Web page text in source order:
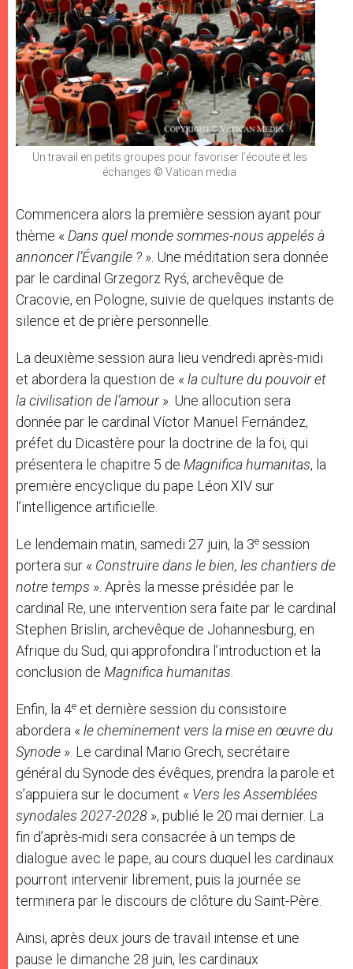
Un travail en petits groupes pour favoriser l’écoute et les
échanges © Vatican media
Commencera alors la première session ayant pour
thème « Dans quel monde sommes-nous appelés à
annoncer l’Évangile ? ». Une méditation sera donnée
par le cardinal Grzegorz Ryś, archevêque de
Cracovie, en Pologne, suivie de quelques instants de
silence et de prière personnelle.
La deuxième session aura lieu vendredi après-midi
et abordera la question de « la culture du pouvoir et
la civilisation de l’amour». Une allocution sera
donnée par le cardinal Víctor Manuel Fernández,
préfet du Dicastère pour la doctrine de la foi, qui
présentera le chapitre 5 de Magnifica humanitas, la
première encyclique du pape Léon XIV sur
l’intelligence artificielle.
Le lendemain matin, samedi 27 juin, la 3e session
portera sur « Construire dans le bien, les chantiers de
notre temps ». Après la messe présidée par le
cardinal Re, une intervention sera faite par le cardinal
Stephen Brislin, archevêque de Johannesburg, en
Afrique du Sud, qui approfondira l’introduction et la
conclusion de Magnifica humanitas.
Enfin, la 4e et dernière session du consistoire
abordera « le cheminement vers la mise en œuvre du
Synode ». Le cardinal Mario Grech, secrétaire
général du Synode des évêques, prendra la parole et
s’appuiera sur le document « Vers les Assemblées
synodales 2027-2028 », publié le 20 mai dernier. La
fin d’après-midi sera consacrée à un temps de
dialogue avec le pape, au cours duquel les cardinaux
pourront intervenir librement, puis la journée se
terminera par le discours de clôture du Saint-Père.
Ainsi, après deux jours de travail intense et une
pause le dimanche 28 juin, les cardinaux